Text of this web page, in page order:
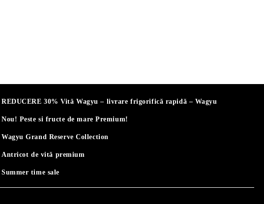
REDUCERE 30% Vită Wagyu – livrare frigorifică rapidă – Wagyu
Nou! Peste si fructe de mare Premium!
Wagyu Grand Reserve Collection
Antricot de vită premium
Summer time sale